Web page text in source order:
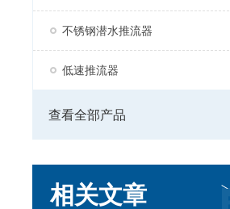
不锈钢潜水推流器
低速推流器
查看全部产品
相关文章